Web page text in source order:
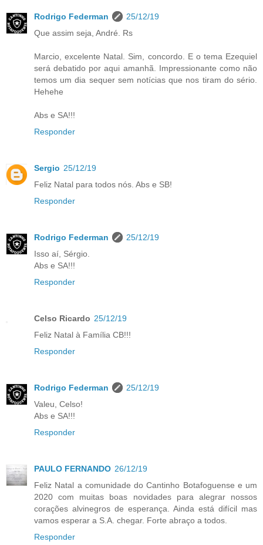
Rodrigo Federman
25/12/19
Que assim seja, André. Rs
Marcio, excelente Natal. Sim, concordo. E o tema Ezequiel
será debatido por aqui amanhã. Impressionante como não
temos um dia sequer sem notícias que nos tiram do sério.
Hehehe
Abs e SA!!!
Responder
Sergio 25/12/19
Feliz Natal para todos nós. Abs e SB!
Responder
Rodrigo Federman
25/12/19
Isso aí, Sérgio.
Abs e SA!!!
Responder
Celso Ricardo 25/12/19
Feliz Natal à Família CB!!!
Responder
Rodrigo Federman
25/12/19
Valeu, Celso!
Abs e SA!!!
Responder
PAULO FERNANDO 26/12/19
Feliz Natal a comunidade do Cantinho Botafoguense e um
2020 com muitas boas novidades para alegrar nossos
corações alvinegros de esperança. Ainda está difícil mas
vamos esperar a S.A. chegar. Forte abraço a todos.
Responder